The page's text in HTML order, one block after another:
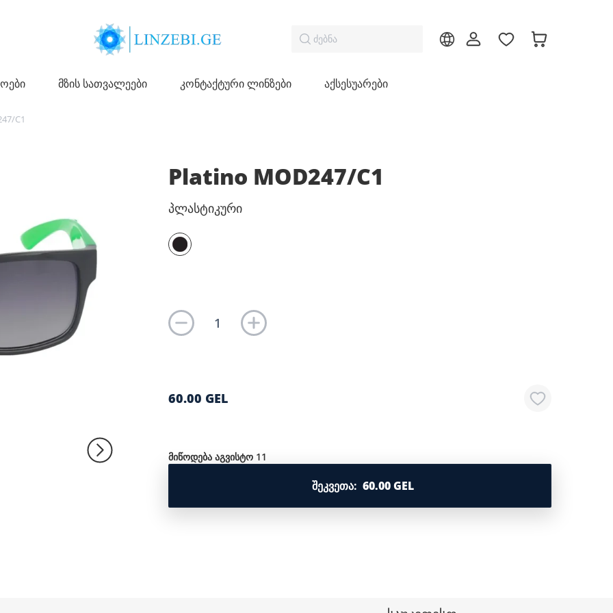
ძებნა
მზის სათვალეები კონტაქტური ლინზები აქსესუარები
C1
Platino MOD247/C1
პლასტიკური
60.00 GEL
მიწოდება აგვისტო 11
ᲨᲔᲙᲕᲔᲗᲐ: 60.00 GEL